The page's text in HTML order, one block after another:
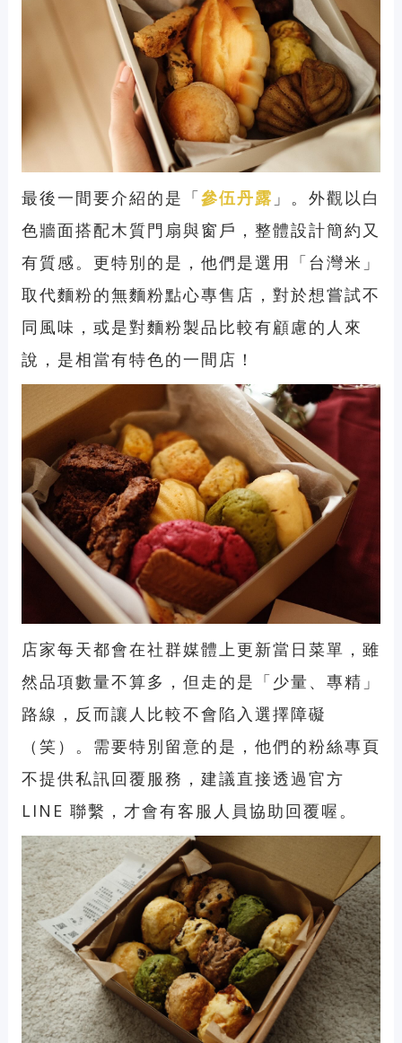
最後一間要介紹的是「參伍丹露 」。外觀以白
色牆面搭配木質門扇與窗戶，整體設計簡約又
有質感。更特別的是，他們是選用「台灣米」
取代麵粉的無麵粉點心專售店，對於想嘗試不
同風味，或是對麵粉製品比較有顧慮的人來
說，是相當有特色的一間店！
店家每天都會在社群媒體上更新當日菜單，雖
然品項數量不算多，但走的是「少量、專精」
路線，反而讓人比較不會陷入選擇障礙
（笑）。需要特別留意的是，他們的粉絲專頁
不提供私訊回覆服務，建議直接透過官方
LINE 聯繫，才會有客服人員協助回覆喔。